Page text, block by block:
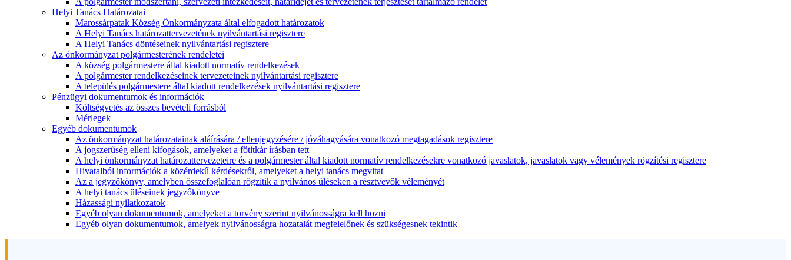
Helyi Tanács Határozatai
Marossárpatak Község Önkormányzata által elfogadott határozatok
A Helyi Tanács határozattervezetének nyilvántartási regisztere
A Helyi Tanács döntéseinek nyilvántartási regisztere
Az önkormányzat polgármesterének rendeletei
A község polgármestere által kiadott normatív rendelkezések
A polgármester rendelkezéseinek tervezeteinek nyilvántartási regisztere
A település polgármestere által kiadott rendelkezések nyilvántartási regisztere
Pénzügyi dokumentumok és információk
Költségvetés az összes bevételi forrásból
Mérlegek
Egyéb dokumentumok
Az önkormányzat határozatainak aláírására / ellenjegyzésére / jóváhagyására vonatkozó megtagadások regisztere
A jogszerűség elleni kifogások, amelyeket a főtitkár írásban tett
A helyi önkormányzat határozattervezeteire és a polgármester által kiadott normatív rendelkezésekre vonatkozó javaslatok, javaslatok vagy vélemények rögzítési regisztere
Hivatalból információk a közérdekű kérdésekről, amelyeket a helyi tanács megvitat
Az a jegyzőkönyv, amelyben összefoglalóan rögzítik a nyilvános üléseken a résztvevők véleményét
A helyi tanács üléseinek jegyzőkönyve
Házassági nyilatkozatok
Egyéb olyan dokumentumok, amelyeket a törvény szerint nyilvánosságra kell hozni
Egyéb olyan dokumentumok, amelyek nyilvánosságra hozatalát megfelelőnek és szükségesnek tekintik